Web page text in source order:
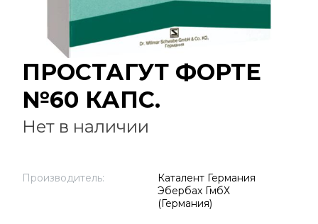
ПРОСТАГУТ ФОРТЕ
№60 КАПС.
Нет в наличии
Производитель:
Каталент Германия
Эбербах ГмбХ
(Германия)